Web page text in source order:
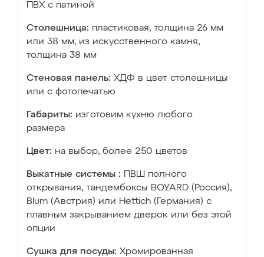
ПВХ с патиной
Столешница: пластиковая, толщина 26 мм
или 38 мм; из искусственного камня,
толщина 38 мм
Стеновая панель: ХДФ в цвет столешницы
или с фотопечатью
Габариты: изготовим кухню любого
размера
Цвет: на выбор, более 250 цветов
Выкатные системы :
ПВШ полного
открывания, тандембоксы BOYARD (Россия),
Blum (Австрия) или Hettich (Германия) с
плавным закрыванием дверок или без этой
опции
Сушка для посуды: Хромированная